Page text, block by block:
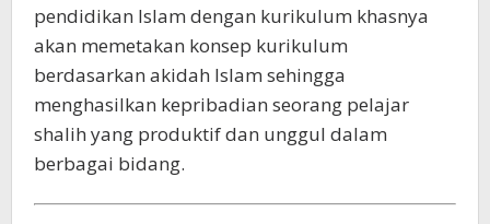
pendidikan Islam dengan kurikulum khasnya
akan memetakan konsep kurikulum
berdasarkan akidah Islam sehingga
menghasilkan kepribadian seorang pelajar
shalih yang produktif dan unggul dalam
berbagai bidang.